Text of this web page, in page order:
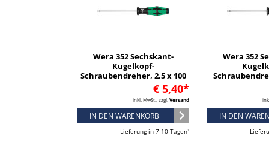
Wera 352 Sechskant-
Kugelkopf-
Schraubendreher, 2,5 x 100
mm - 05138070001€ 5,40*
inkl. MwSt., zzgl. Versand
IN DEN WARENKORB
Lieferung in 7-10 Tagen¹
Wera 352
mm -
IN DEN